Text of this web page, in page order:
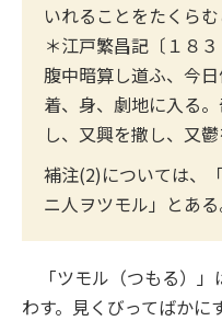
いれることをたくらむ
＊江戸繁昌記〔１８
腹中暗算し道ふ、今
着、身、劇地に入る
し、又興を撒し、又鬱
補注(2)については、
ニ人ヲツモル」とある
「ツモル（つもる）」
わす。見くびってばかに